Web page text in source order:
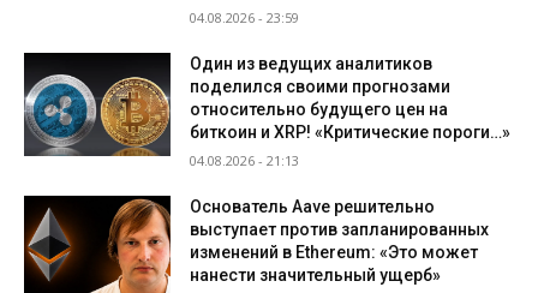
04.08.2026 - 23:59
Один из ведущих аналитиков
поделился своими прогнозами
относительно будущего цен на
биткоин и XRP! «Критические пороги…»
04.08.2026 - 21:13
Основатель Aave решительно
выступает против запланированных
изменений в Ethereum: «Это может
нанести значительный ущерб»